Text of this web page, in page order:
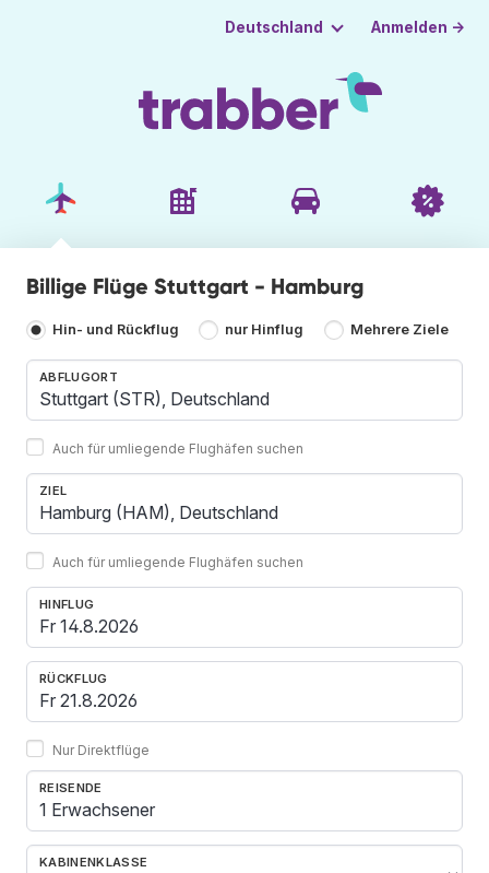
Deutschland Anmelden →
Billige Flüge Stuttgart - Hamburg
Hin- und Rückflug nur Hinflug Mehrere Ziele
ABFLUGORT
Auch für umliegende Flughäfen suchen
ZIEL
Auch für umliegende Flughäfen suchen
HINFLUG
RÜCKFLUG
Nur Direktflüge
REISENDE
1 Erwachsener
KABINENKLASSE